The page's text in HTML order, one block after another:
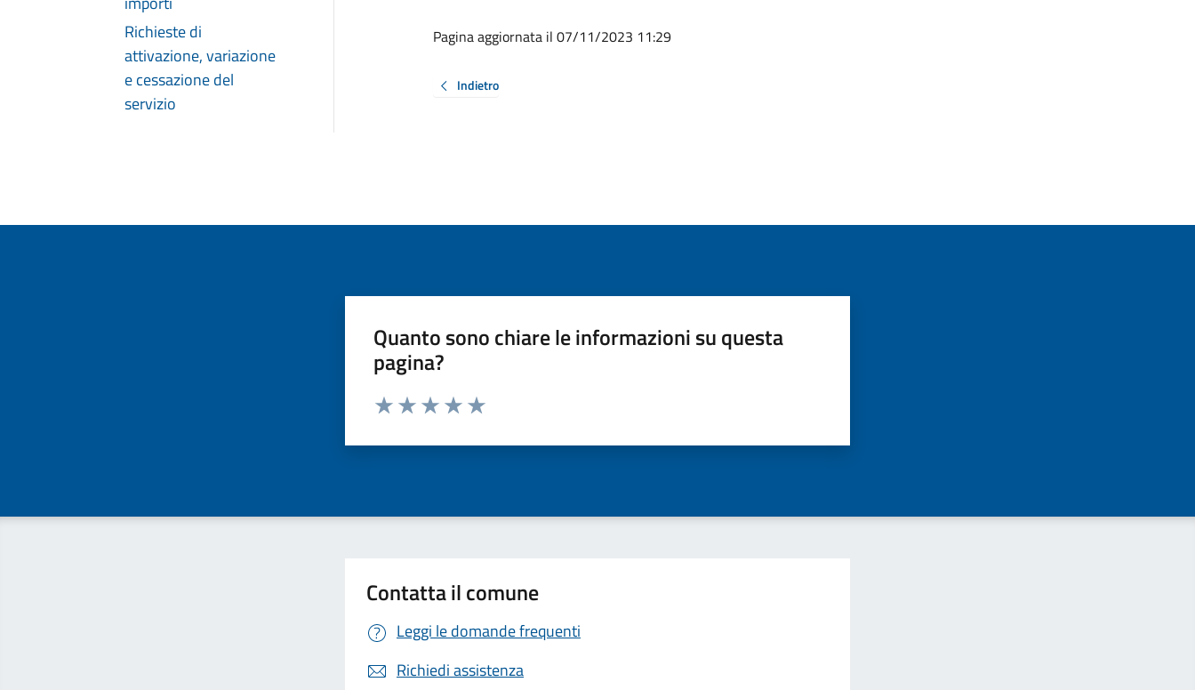
Richieste di
attivazione, variazione
e cessazione del
servizio
Pagina aggiornata il 07/11/2023 11:29
Indietro
Quanto sono chiare le informazioni su questa
pagina?
Valuta da 1 a 5 stelle la pagina
Contatta il comune
Leggi le domande frequenti
Richiedi assistenza